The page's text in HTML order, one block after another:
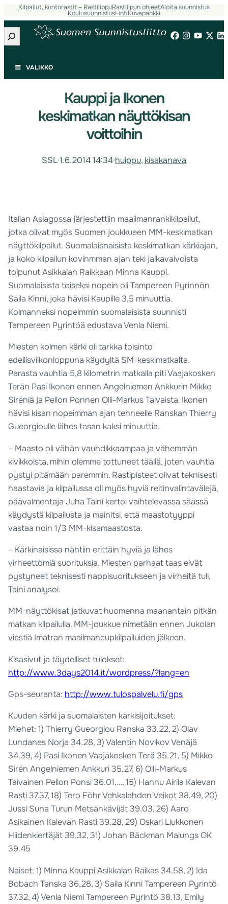
Kilpailut, kuntorastit – RastilippuRastilipun ohjeetAloita suunnistus
KoulusuunnistusFin5Kuvapankki
Etsi
VALIKKO
Kauppi ja Ikonen
keskimatkan näyttökisan
voittoihin
SSL·1.6.2014 14:34·huippu, kisakanava
Italian Asiagossa järjestettiin maailmanrankikilpailut,
jotka olivat myös Suomen joukkueen MM-keskimatkan
näyttökilpailut. Suomalaisnaisista keskimatkan kärkiajan,
ja koko kilpailun kovinmman ajan teki jalkavaivoista
toipunut Asikkalan Raikkaan Minna Kauppi.
Suomalaisista toiseksi nopein oli Tampereen Pyrinnön
Saila Kinni, joka hävisi Kaupille 3,5 minuuttia.
Kolmanneksi nopeimmin suomalaisista suunnisti
Tampereen Pyrintöä edustava Venla Niemi.
Miesten kolmen kärki oli tarkka toisinto
edellisviikonloppuna käydyltä SM-keskimatkalta.
Parasta vauhtia 5,8 kilometrin matkalla piti Vaajakosken
Terän Pasi Ikonen ennen Angelniemen Ankkurin Mikko
Siréniä ja Pellon Ponnen Olli-Markus Taivaista. Ikonen
hävisi kisan nopeimman ajan tehneelle Ranskan Thierry
Gueorgioulle lähes tasan kaksi minuuttia.
– Maasto oli vähän vauhdikkaampaa ja vähemmän
kivikkoista, mihin olemme tottuneet täällä, joten vauhtia
pystyi pitämään paremmin. Rastipisteet olivat teknisesti
haastavia ja kilpailussa oli myös hyviä reitinvalintavälejä,
päävalmentaja Juha Taini kertoi vaihtelevassa säässä
käydystä kilpailusta ja mainitsi, että maastotyyppi
vastaa noin 1/3 MM-kisamaastosta.
– Kärkinaisissa nähtiin erittäin hyviä ja lähes
virheettömiä suorituksia. Miesten parhaat taas eivät
pystyneet teknisesti nappisuoritukseen ja virheitä tuli,
Taini analysoi.
MM-näyttökisat jatkuvat huomenna maanantain pitkän
matkan kilpailulla. MM-joukkue nimetään ennen Jukolan
viestiä Imatran maailmancupkilpailuiden jälkeen.
Kisasivut ja täydelliset tulokset:
http://www.3days2014.it/wordpress/?lang=en
Gps-seuranta: http://www.tulospalvelu.fi/gps
Kuuden kärki ja suomalaisten kärkisijoitukset:
Miehet: 1) Thierry Gueorgiou Ranska 33.22, 2) Olav
Lundanes Norja 34.28, 3) Valentin Novikov Venäjä
34.39, 4) Pasi Ikonen Vaajakosken Terä 35.21, 5) Mikko
Sirén Angelniemen Ankkuri 35.27, 6) Olli-Markus
Taivainen Pellon Ponsi 36.01,…, 15) Hannu Airila Kalevan
Rasti 37.37, 18) Tero Föhr Vehkalahden Veikot 38.49, 20)
Jussi Suna Turun Metsänkävijät 39.03, 26) Aaro
Asikainen Kalevan Rasti 39.28, 29) Oskari Liukkonen
Hiidenkiertäjät 39.32, 31) Johan Bäckman Malungs OK
39.45
Naiset: 1) Minna Kauppi Asikkalan Raikas 34.58, 2) Ida
Bobach Tanska 36,28, 3) Saila Kinni Tampereen Pyrintö
37.32, 4) Venla Niemi Tampereen Pyrintö 38.13, Emily